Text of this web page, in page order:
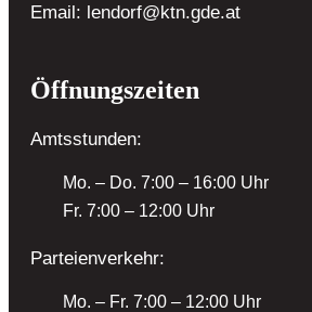
Email: lendorf@ktn.gde.at
Öffnungszeiten
Amtsstunden:
Mo. – Do. 7:00 – 16:00 Uhr
Fr. 7:00 – 12:00 Uhr
Parteienverkehr:
Mo. – Fr. 7:00 – 12:00 Uhr